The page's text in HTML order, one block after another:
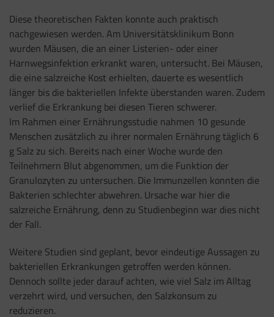
Diese theoretischen Fakten konnte auch praktisch
nachgewiesen werden. Am Universitätsklinikum Bonn
wurden Mäusen, die an einer Listerien- oder einer
Harnwegsinfektion erkrankt waren, untersucht. Bei Mäusen,
die eine salzreiche Kost erhielten, dauerte es wesentlich
länger bis die bakteriellen Infekte überstanden waren. Zudem
verlief die Erkrankung bei diesen Tieren schwerer.
Im Rahmen einer Ernährungsstudie nahmen 10 gesunde
Menschen zusätzlich zu ihrer normalen Ernährung täglich 6
g Salz zu sich. Bereits nach einer Woche wurde den
Teilnehmern Blut abgenommen, um die Funktion der
Granulozyten zu untersuchen. Die Immunzellen konnten die
Bakterien schlechter abwehren. Ursache war hier die
salzreiche Ernährung, denn zu Studienbeginn war dies nicht
der Fall.
Weitere Studien sind geplant, bevor eindeutige Aussagen zu
bakteriellen Erkrankungen getroffen werden können.
Dennoch sollte jeder darauf achten, wie viel Salz im Alltag
verzehrt wird, und versuchen, den Salzkonsum zu
reduzieren.